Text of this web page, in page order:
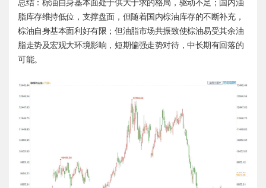
总结：棕油自身基本面处于供大于求的格局，驱动不足；国内油
脂库存维持低位，支撑盘面，但随着国内棕油库存的不断补充，
棕油自身基本面利好有限；但油脂市场共振致使棕油易受其余油
脂走势及宏观大环境影响，短期偏强走势对待，中长期有回落的
可能。